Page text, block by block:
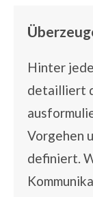
Hinter
detailliert
Vorgehen
definiert.